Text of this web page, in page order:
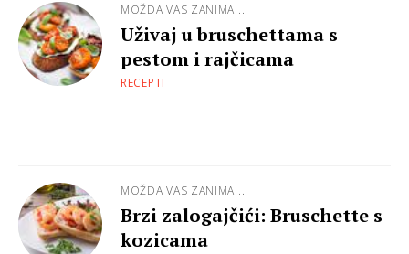
MOŽDA VAS ZANIMA...
Uživaj u bruschettama s
pestom i rajčicama
RECEPTI
MOŽDA VAS ZANIMA...
Brzi zalogajčići: Bruschette s
kozicama